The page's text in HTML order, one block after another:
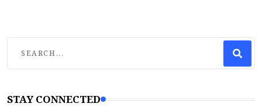
STAY CONNECTED